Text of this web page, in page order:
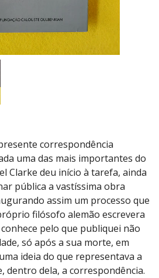
correspondência
uma das mais importantes do
Clarke deu início à tarefa, ainda
pública a vastíssima obra
assim um processo que
filósofo alemão escrevera
pelo que publiquei não
só após a sua morte, em
ideia do que representava a
dentro dela, a correspondência.